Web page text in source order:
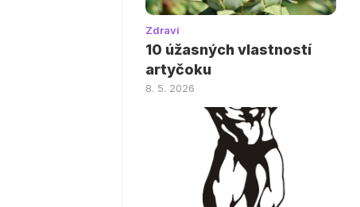
Zdraví
10 úžasných vlastností
artyčoku
8. 5. 2026